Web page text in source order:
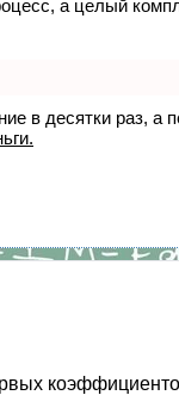
а целый
в десятки раз,